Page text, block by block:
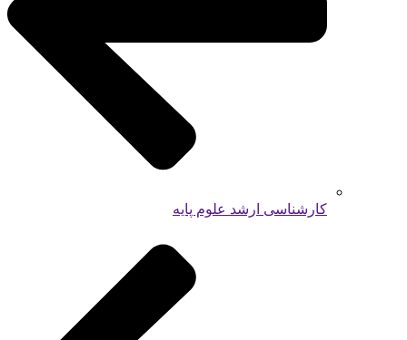
کارشناسی ارشد علوم پایه